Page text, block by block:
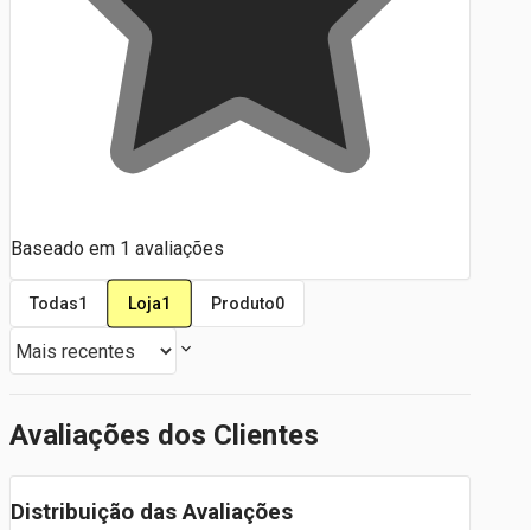
Baseado em 1 avaliações
Todas1 Loja1 Produto0
Avaliações dos Clientes
Distribuição das Avaliações